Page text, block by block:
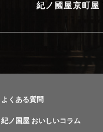
紀ノ國屋京町屋
よくある質問
紀ノ国屋 おいしいコラム